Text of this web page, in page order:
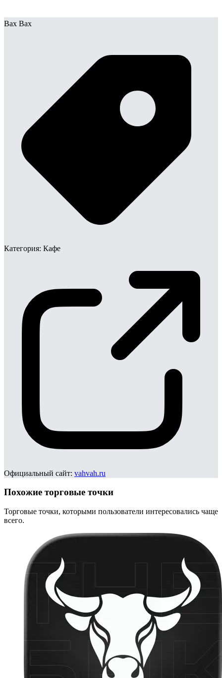
Вах Вах
Категория: Кафе
Официальный сайт: vahvah.ru
Похожие торговые точки
Торговые точки, которыми пользователи интересовались чаще
всего.